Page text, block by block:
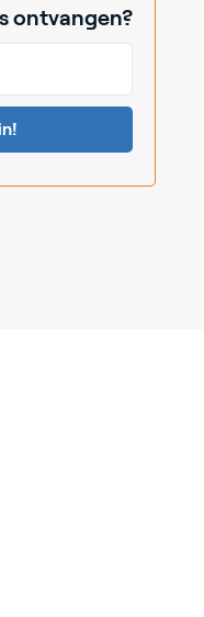
ontvangen?